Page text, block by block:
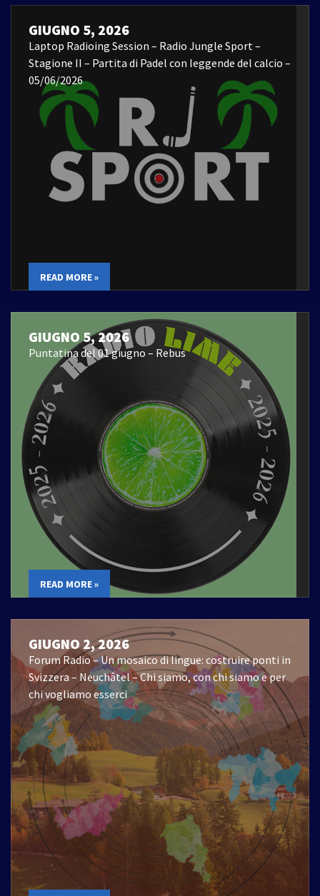
GIUGNO 5, 2026
Laptop Radioing Session – Radio Jungle Sport –
Stagione II – Partita di Padel con leggende del calcio –
05/06/2026
READ MORE »
GIUGNO 5, 2026
Puntatina del 01 giugno – Rebus
READ MORE »
GIUGNO 2, 2026
Forum Radio – Un mosaico di lingue: costruire ponti in
Svizzera – Neuchâtel – Chi siamo, con chi siamo e per
chi vogliamo esserci